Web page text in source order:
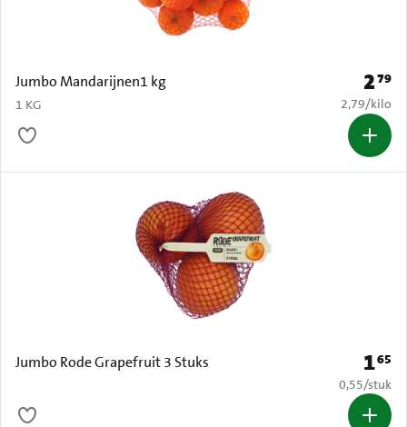
Jumbo Mandarijnen1 kg
1 KG
Prijs:
279
€ 2,79 per
2,79/kilo
Jumbo Rode Grapefruit 3 Stuks Prijs:
165
€ 0,55 per
0,55/stuk